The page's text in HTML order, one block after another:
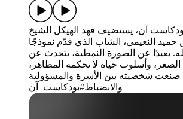
آن، يستضيف فهد الهيكل الشيخ
حميد النعيمي، الشاب الذي قدّم نموذجًا
بعيدًا عن الصورة النمطية، يتحدث عن
وأسلوب حياة لا تحكمه المظاهر،
صنعت شخصيته بين الأسرة والمسؤولية
والانضباط#بودكاست_آن